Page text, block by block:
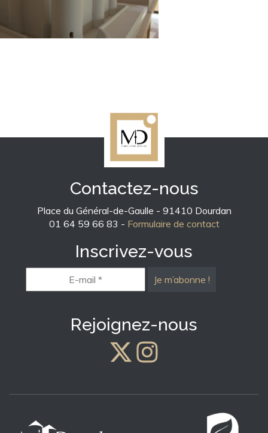
Contactez-nous
Place du Général-de-Gaulle - 91410 Dourdan
01 64 59 66 83 - Formulaire de contact
Inscrivez-vous
mail
*
Rejoignez-nous